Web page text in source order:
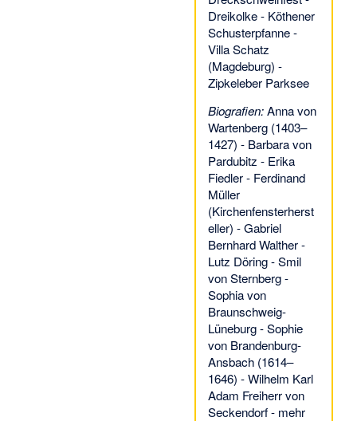
Dreikolke- Köthener
Schusterpfanne-
Villa Schatz
(Magdeburg) -
Zipkeleber Parksee
Biografien: Anna von
Wartenberg (1403–
1427) - Barbara von
Pardubitz - Erika
Fiedler- Ferdinand
Müller
(Kirchenfensterherst
eller) -Gabriel
Bernhard Walther-
Lutz Döring-Smil
von Sternberg-
Sophia von
Braunschweig-
Lüneburg-Sophie
von Brandenburg-
Ansbach (1614–
1646) -Wilhelm Karl
Adam Freiherr von
Seckendorf- mehr